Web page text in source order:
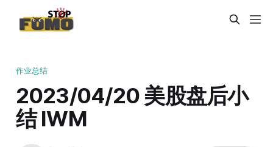
作业总结
2023/04/20 美股盘后小
结 IWM